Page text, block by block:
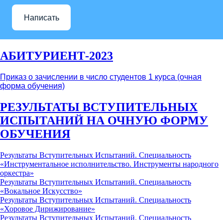
Написать
АБИТУРИЕНТ-2023
Приказ о зачислении в число студентов 1 курса (очная
форма обучения)
РЕЗУЛЬТАТЫ ВСТУПИТЕЛЬНЫХ
ИСПЫТАНИЙ НА ОЧНУЮ ФОРМУ
ОБУЧЕНИЯ
Результаты Вступительных Испытаний. Специальность
«Инструментальное исполнительство. Инструменты народного
оркестра»
Результаты Вступительных Испытаний. Специальность
«Вокальное Искусство»
Результаты Вступительных Испытаний. Специальность
«Хоровое Дирижирование»
Результаты Вступительных Испытаний. Специальность